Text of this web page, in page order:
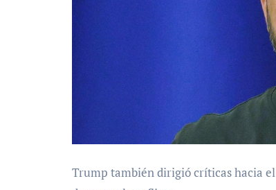
Trump también dirigió críticas hacia